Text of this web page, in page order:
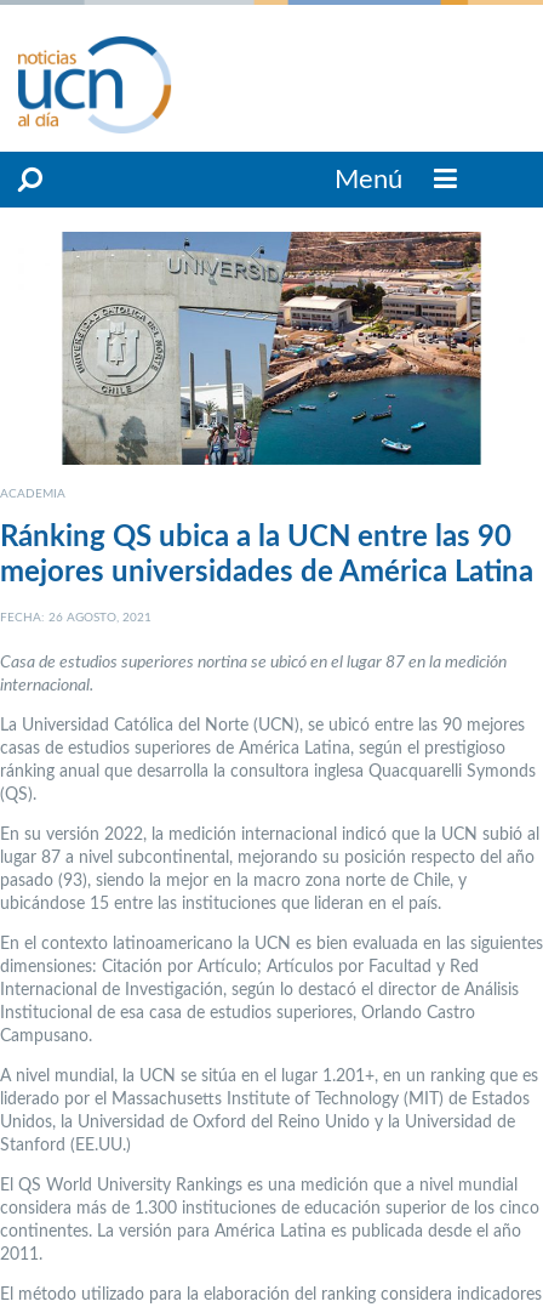
Menú
ACADEMIA
Ránking QS ubica a la UCN entre las 90
mejores universidades de América Latina
FECHA: 26 AGOSTO, 2021
Casa de estudios superiores nortina se ubicó en el lugar 87 en la medición
internacional.
La Universidad Católica del Norte (UCN), se ubicó entre las 90 mejores
casas de estudios superiores de América Latina, según el prestigioso
ránking anual que desarrolla la consultora inglesa Quacquarelli Symonds
(QS).
En su versión 2022, la medición internacional indicó que la UCN subió al
lugar 87 a nivel subcontinental, mejorando su posición respecto del año
pasado (93), siendo la mejor en la macro zona norte de Chile, y
ubicándose 15 entre las instituciones que lideran en el país.
En el contexto latinoamericano la UCN es bien evaluada en las siguientes
dimensiones: Citación por Artículo; Artículos por Facultad y Red
Internacional de Investigación, según lo destacó el director de Análisis
Institucional de esa casa de estudios superiores, Orlando Castro
Campusano.
A nivel mundial, la UCN se sitúa en el lugar 1.201+, en un ranking que es
liderado por el Massachusetts Institute of Technology (MIT) de Estados
Unidos, la Universidad de Oxford del Reino Unido y la Universidad de
Stanford (EE.UU.)
El QS World University Rankings es una medición que a nivel mundial
considera más de 1.300 instituciones de educación superior de los cinco
continentes. La versión para América Latina es publicada desde el año
2011.
El método utilizado para la elaboración del ranking considera indicadores